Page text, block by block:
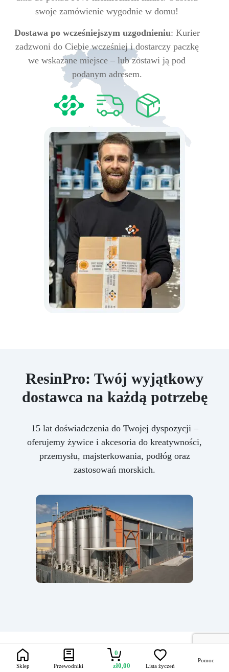
swoje zamówienie wygodnie w domu!
Dostawa po wcześniejszym uzgodnieniu: Kurier
zadzwoni do Ciebie wcześniej i dostarczy paczkę
we wskazane miejsce – lub zostawi ją pod
podanym adresem.
ResinPro: Twój wyjątkowy
dostawca na każdą potrzebę
15 lat doświadczenia do Twojej dyspozycji –
oferujemy żywice i akcesoria do kreatywności,
przemysłu, majsterkowania, podłóg oraz
zastosowań morskich.
Obszary zastosowań Różne rodzaje powłok - Zastosowanie płynnych
Sklep Przewodniki
0
zł0,00 Lista życzeń
Pomoc